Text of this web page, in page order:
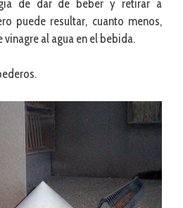
de dar de beber y retirar a
puede resultar, cuanto menos,
al agua en el bebida.